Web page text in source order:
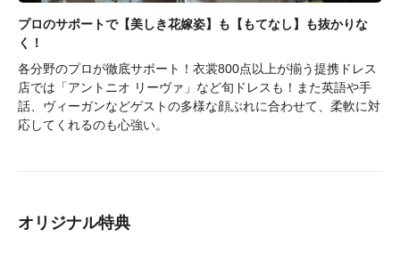
プロのサポートで【美しき花嫁姿】も【もてなし】も抜かりな
く！
各分野のプロが徹底サポート！衣裳800点以上が揃う提携ドレス
店では「アントニオ リーヴァ」など旬ドレスも！また英語や手
話、ヴィーガンなどゲストの多様な顔ぶれに合わせて、柔軟に対
応してくれるのも心強い。
オリジナル特典